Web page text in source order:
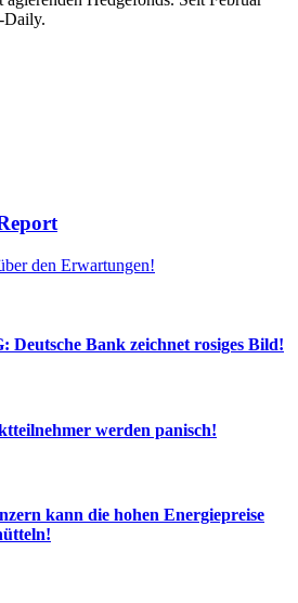
Daily.
den Erwartungen!
Deutsche Bank zeichnet rosiges Bild!
werden panisch!
kann die hohen Energiepreise